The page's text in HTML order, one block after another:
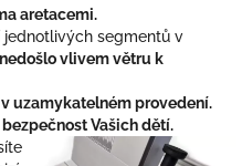
aretacemi.
jednotlivých segmentů v
nedošlo vlivem větru k
uzamykatelném provedení.
bezpečnost Vašich dětí.